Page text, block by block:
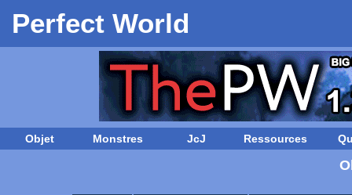
Perfect World
Objet Monstres JcJ Ressources